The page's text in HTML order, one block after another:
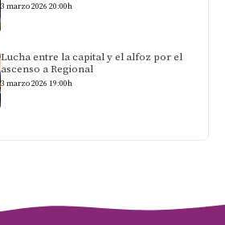
3 marzo 2026 20:00h
Lucha entre la capital y el alfoz por el
ascenso a Regional
3 marzo 2026 19:00h